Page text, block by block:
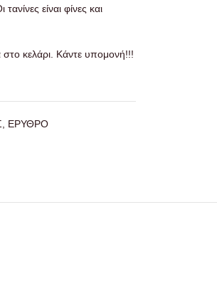
είναι φίνες και
στο κελάρι. Κάντε υπομονή!!!
ΕΡΥΘΡΟ